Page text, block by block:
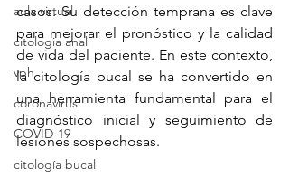
aula virtual
citologia anal
vph
coronavirus
COVID-19
citología bucal
casos. Su detección temprana es clave
para mejorar el pronóstico y la calidad
de vida del paciente. En este contexto,
la citología bucal se ha convertido en
una herramienta fundamental para el
diagnóstico inicial y seguimiento de
lesiones sospechosas.